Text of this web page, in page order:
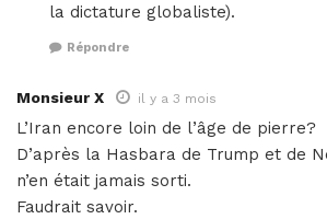
la dictature globaliste).
Répondre
Monsieur X il y a 3 mois
L’Iran encore loin de l’âge de pierre?
D’après la Hasbara de Trump et de
n’en était jamais sorti.
Faudrait savoir.